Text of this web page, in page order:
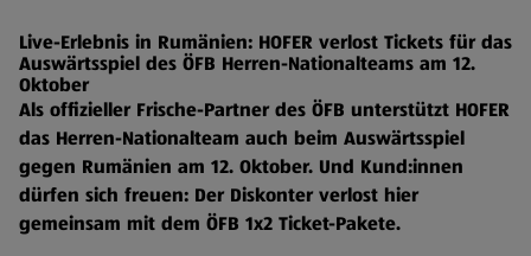
Live-Erlebnis in Rumänien: HOFER verlost Tickets für das
Auswärtsspiel des ÖFB Herren-Nationalteams am 12.
Oktober
Als offizieller Frische-Partner des ÖFB unterstützt HOFER
das Herren-Nationalteam auch beim Auswärtsspiel
gegen Rumänien am 12. Oktober. Und Kund:innen
dürfen sich freuen: Der Diskonter verlost hier
gemeinsam mit dem ÖFB 1x2 Ticket-Pakete.